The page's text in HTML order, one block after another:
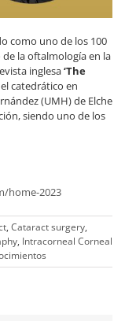
como uno de los 100
la oftalmología en la
inglesa‘The
catedrático en
(UMH) de Elche
siendo uno de los
home-2023
, Cataract surgery,
, Intracorneal Corneal